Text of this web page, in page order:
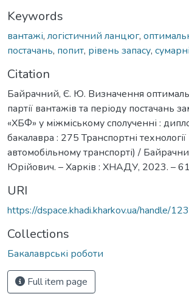
Keywords
вантажі, логістичний ланцюг,
постачань, попит, рівень запасу,
Citation
Байрачний, Є. Ю. Визначення
партії вантажів та періоду постачань
«ХБФ» у міжміському сполученні :
бакалавра : 275 Транспортні технології
автомобільному транспорті) /
Юрійович. – Харків : ХНАДУ, 2023. –
URI
https://dspace.khadi.kharkov.ua/handle/
Collections
Бакалаврські роботи
Full item page